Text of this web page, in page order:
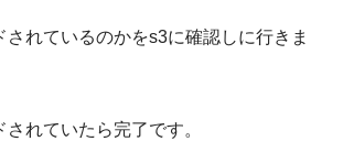
されているのかをs3に確認しに行きま
れていたら完了です。